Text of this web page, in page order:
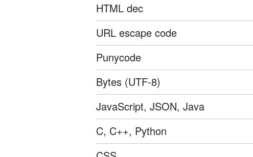
HTML dec
URL escape code
Punycode
Bytes (UTF-8)
JavaScript, JSON, Java
C, C++, Python